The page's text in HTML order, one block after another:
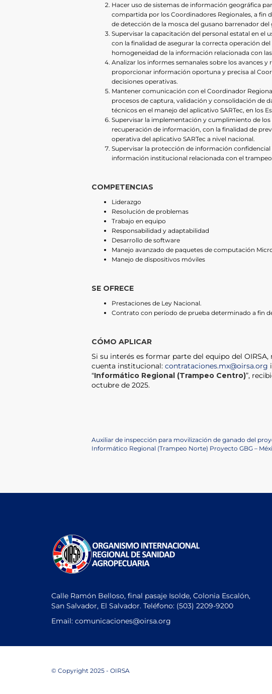
Hacer uso de sistemas de información geográfica
compartida por los Coordinadores Regionales, a fin
de detección de la mosca del gusano barrenador del
Supervisar la capacitación del personal estatal en el
con la finalidad de asegurar la correcta operación
homogeneidad de la información relacionada con
Analizar los informes semanales sobre los avances
proporcionar información oportuna y precisa al
decisiones operativas.
Mantener comunicación con el Coordinador
procesos de captura, validación y consolidación de
técnicos en el manejo del aplicativo SARTec, en los
Supervisar la implementación y cumplimiento de
recuperación de información, con la finalidad de
operativa del aplicativo SARTec a nivel nacional.
Supervisar la protección de información
información institucional relacionada con el trampeo
COMPETENCIAS
Liderazgo
Resolución de problemas
Trabajo en equipo
Responsabilidad y adaptabilidad
Desarrollo de software
Manejo avanzado de paquetes de computación
Manejo de dispositivos móviles
SE OFRECE
Prestaciones de Ley Nacional.
Contrato con período de prueba determinado a fin
CÓMO APLICAR
Si su interés es formar parte del equipo del
cuenta institucional: contrataciones.mx@oirsa.org
“Informático Regional (Trampeo Centro)”,
octubre de 2025.
Navegación
Previous
Post
Auxiliar de inspección para movilización de ganado del
Next
Informático Regional (Trampeo Norte) Proyecto GBG –
Calle Ramón Belloso, final pasaje Isolde, Colonia Escalón,
San Salvador, El Salvador. Teléfono: (503) 2209-9200
Email: comunicaciones@oirsa.org
© Copyright 2025 - OIRSA